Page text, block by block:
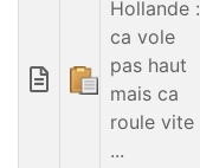
Hollande :
ca vole
pas haut
mais ca
roule vite
...